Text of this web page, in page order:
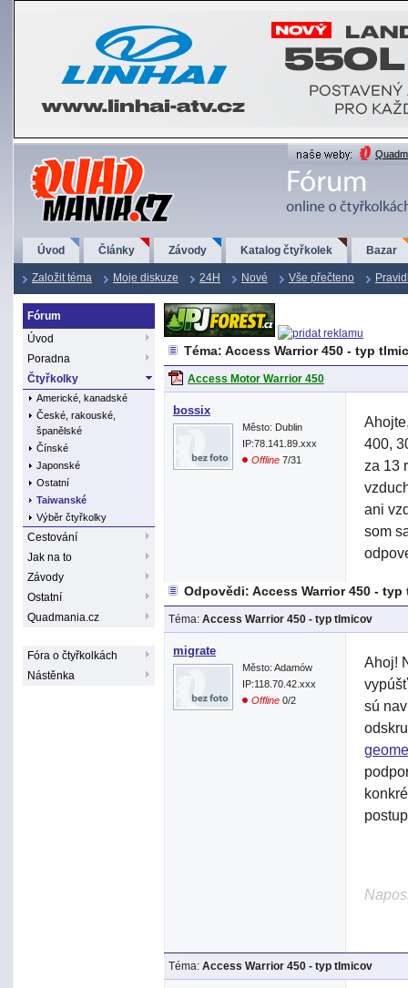
QuadMania.cz
Úvod Články Závody Katalog čtyřkolek Bazar
Založit téma Moje diskuze 24H Nové Vše přečteno
Fórum
Úvod
Poradna
Čtyřkolky
Americké, kanadské
České, rakouské,
španělské
Čínské
Japonské
Ostatní
Taiwanské
Výběr čtyřkolky
Cestování
Jak na to
Závody
Ostatní
Quadmania.cz
Fóra o čtyřkolkách
Nástěnka
Téma: Access Warrior 450 - typ
Access Motor Warrior 450
bossix
Město: Dublin
IP:78.141.89.xxx
Offline 7/31
400,
za 13
ani
som
Odpovědi: Access Warrior 450 - typ
Téma: Access Warrior 450 - typ tlmicov
migrate
Město: Adamów
IP:118.70.42.xxx
Offline 0/2
Ahoj!
sú
Téma: Access Warrior 450 - typ tlmicov